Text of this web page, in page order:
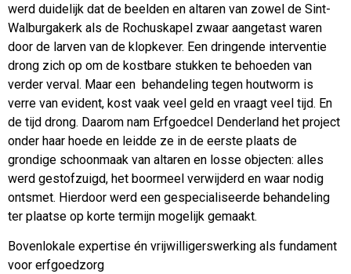
werd duidelijk dat de beelden en altaren van zowel de Sint-
Walburgakerk als de Rochuskapel zwaar aangetast waren
door de larven van de klopkever. Een dringende interventie
drong zich op om de kostbare stukken te behoeden van
verder verval. Maar een behandeling tegen houtworm is
verre van evident, kost vaak veel geld en vraagt veel tijd. En
de tijd drong. Daarom nam Erfgoedcel Denderland het project
onder haar hoede en leidde ze in de eerste plaats de
grondige schoonmaak van altaren en losse objecten: alles
werd gestofzuigd, het boormeel verwijderd en waar nodig
ontsmet. Hierdoor werd een gespecialiseerde behandeling
ter plaatse op korte termijn mogelijk gemaakt.
Bovenlokale expertise én vrijwilligerswerking als fundament
voor erfgoedzorg